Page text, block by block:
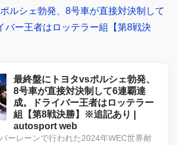
ルシェ勃発、8号車が直接対決制して
バー王者はロッテラー組【第8戦決
最終盤にトヨタvsポルシェ勃発、
8号車が直接対決制して6連覇達
成。ドライバー王者はロッテラー
組【第8戦決勝】※追記あり |
autosport web
ーレーンで行われた2024年WEC世界耐